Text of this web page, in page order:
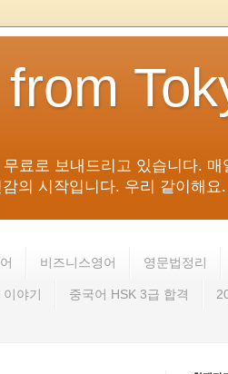
료로 보내드리고 있습니다. 매
의 시작입니다. 우리 같이해요
비즈니스영어 영문법정리
야기 중국어 HSK 3급 합격